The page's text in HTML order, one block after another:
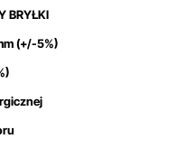
BRYŁKI
(+/-5%)